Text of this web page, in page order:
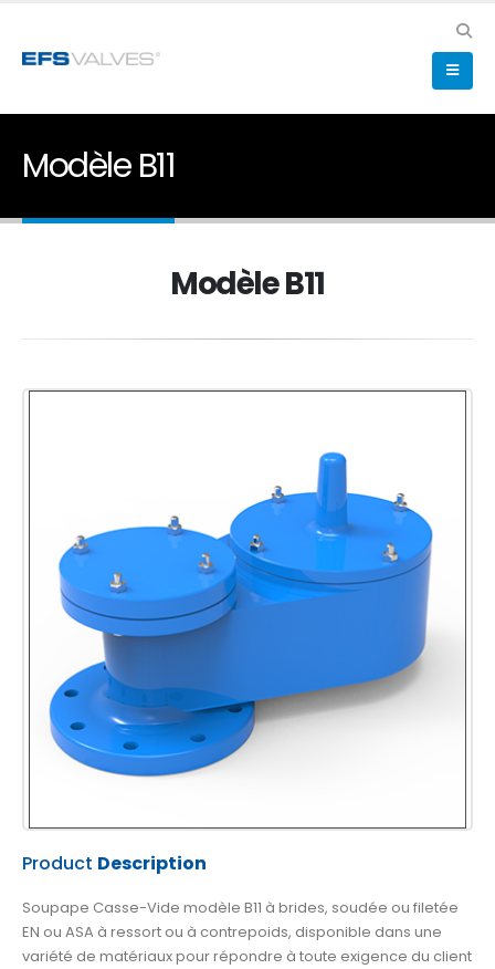
Modèle B11
Modèle B11
Product Description
Soupape Casse-Vide modèle B11 à brides, soudée ou filetée
EN ou ASA à ressort ou à contrepoids, disponible dans une
variété de matériaux pour répondre à toute exigence du client